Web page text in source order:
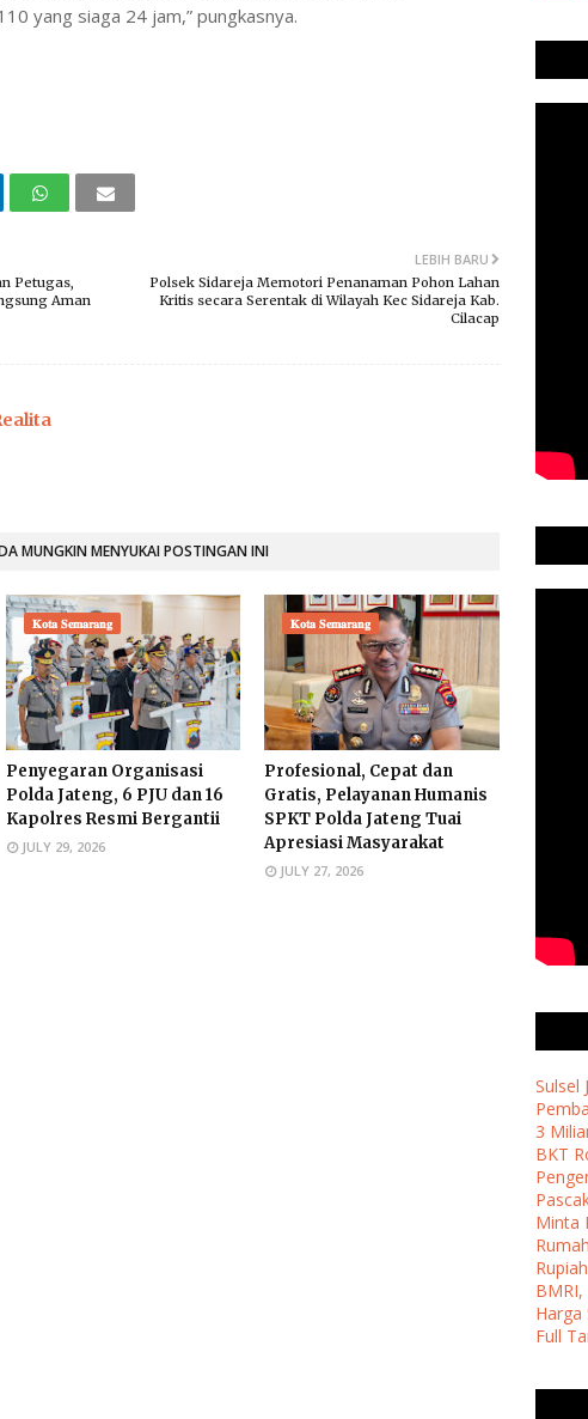
yang siaga 24 jam,” pungkasnya.
LEBIH BARU
Polsek Sidareja Memotori Penanaman Pohon Lahan
Kritis secara Serentak di Wilayah Kec Sidareja Kab.
Cilacap
Petugas,
Aman
MUNGKIN MENYUKAI POSTINGAN INI
𝐊𝐨𝐭𝐚 𝐒𝐞𝐦𝐚𝐫𝐚𝐧𝐠
Penyegaran Organisasi
Polda Jateng, 6 PJU dan 16
Kapolres Resmi Bergantii
JULY 29, 2026
𝐊𝐨𝐭𝐚 𝐒𝐞𝐦𝐚𝐫𝐚𝐧𝐠
Profesional, Cepat dan
Gratis, Pelayanan Humanis
SPKT Polda Jateng Tuai
Apresiasi Masyarakat
JULY 27, 2026
Sulsel
3
BKT
Minta
Rumah
Harga
Full